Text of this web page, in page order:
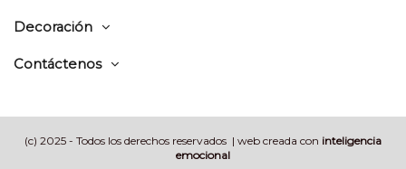
Decoración
Contáctenos
(c) 2025 - Todos los derechos reservados | web creada con inteligencia
emocional